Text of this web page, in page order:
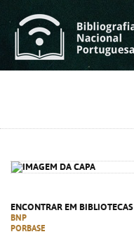
ENCONTRAR EM BIBLIOTECAS
BNP
PORBASE